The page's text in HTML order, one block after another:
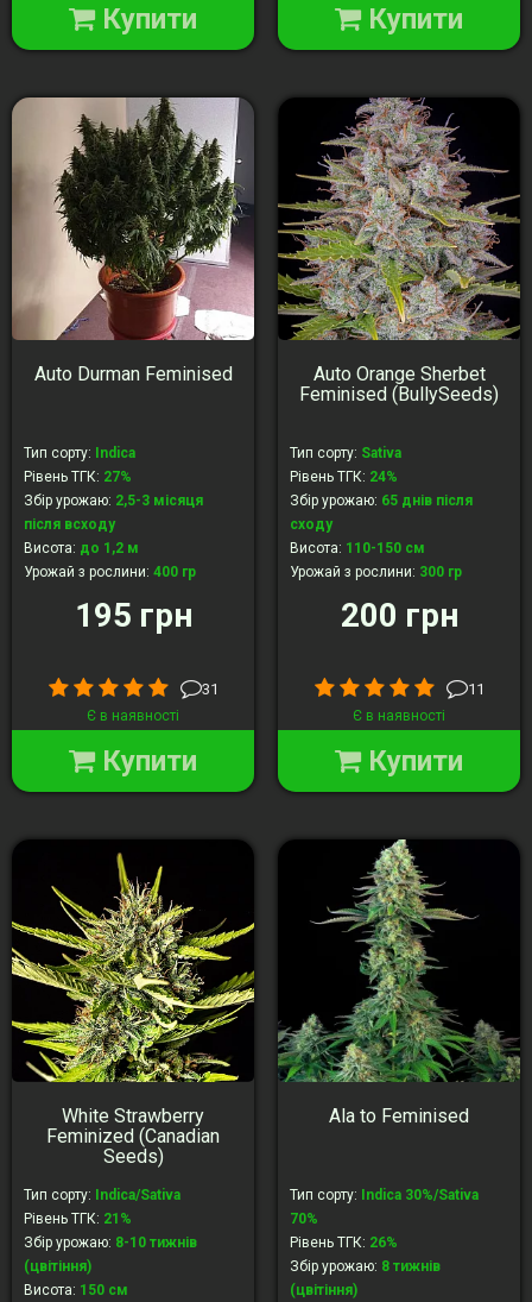
Купити Купити
Auto Durman Feminised
Тип сорту:
Indica
Рівень ТГК: 27%
Збір урожаю: 2,5-3 місяця
після всходу
Висота: до 1,2 м
Урожай з рослини: 400 гр
195 грн
31
Є в наявності
Купити
Auto Orange Sherbet
Feminised (BullySeeds)
Тип сорту: Sativa
Рівень ТГК: 24%
Збір урожаю: 65 днів після
сходу
Висота: 110-150 см
Урожай з рослини: 300 гр
200 грн
11
Є в наявності
Купити
White Strawberry
Feminized (Canadian
Seeds)
Тип сорту:
Indica/Sativa
Рівень ТГК: 21%
Збір урожаю: 8-10 тижнів
(цвітіння)
Висота: 150 cм
Ala to Feminised
Тип сорту:
Indica 30%/Sativa
70%
Рівень ТГК: 26%
Збір урожаю: 8 тижнів
(цвітіння)